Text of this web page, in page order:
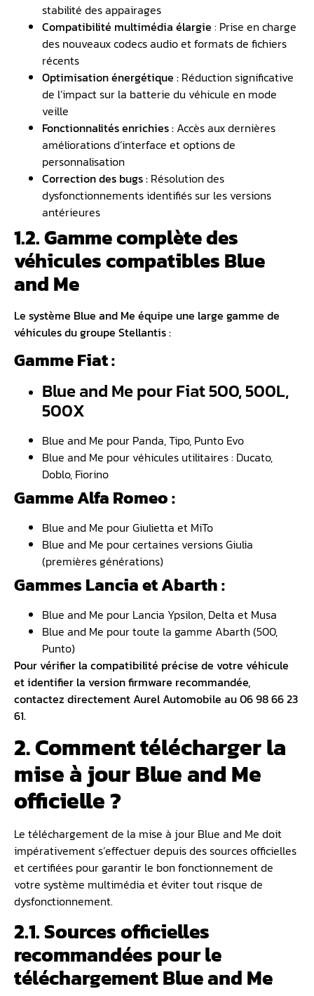
stabilité des appairages
Compatibilité multimédia élargie : Prise en charge
des nouveaux codecs audio et formats de fichiers
récents
Optimisation énergétique : Réduction significative
de l’impact sur la batterie du véhicule en mode
veille
Fonctionnalités enrichies : Accès aux dernières
améliorations d’interface et options de
personnalisation
Correction des bugs : Résolution des
dysfonctionnements identifiés sur les versions
antérieures
1.2. Gamme complète des
véhicules compatibles Blue
and Me
Le système Blue and Me équipe une large gamme de
véhicules du groupe Stellantis :
Gamme Fiat :
Blue and Me pour Fiat 500, 500L,
500X
Blue and Me pour Panda, Tipo, Punto Evo
Blue and Me pour véhicules utilitaires : Ducato,
Doblo, Fiorino
Gamme Alfa Romeo :
Blue and Me pour Giulietta et MiTo
Blue and Me pour certaines versions Giulia
(premières générations)
Gammes Lancia et Abarth :
Blue and Me pour Lancia Ypsilon, Delta et Musa
Blue and Me pour toute la gamme Abarth (500,
Punto)
Pour vérifier la compatibilité précise de votre véhicule
et identifier la version firmware recommandée,
contactez directement Aurel Automobile au 06 98 66 23
61.
2. Comment télécharger la
mise à jour Blue and Me
officielle ?
Le téléchargement de la mise à jour Blue and Me doit
impérativement s’effectuer depuis des sources officielles
et certifiées pour garantir le bon fonctionnement de
votre système multimédia et éviter tout risque de
dysfonctionnement.
2.1. Sources officielles
recommandées pour le
téléchargement Blue and Me